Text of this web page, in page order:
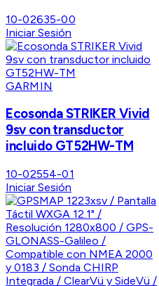
10-02635-00
Iniciar Sesión
GARMIN
Ecosonda STRIKER Vivid
9sv con transductor
incluido GT52HW-TM
10-02554-01
Iniciar Sesión